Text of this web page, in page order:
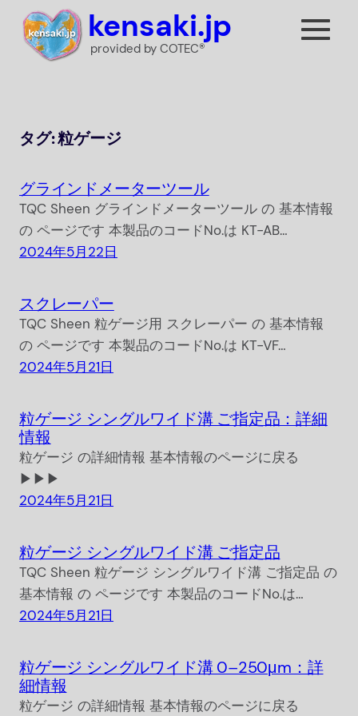
kensaki.jp
provided by COTEC®
タグ:粒ゲージ
グラインドメーターツール
TQC Sheen グラインドメーターツール の 基本情報
の ページです 本製品のコードNo.は KT-AB…
2024年5月22日
スクレーパー
TQC Sheen 粒ゲージ用 スクレーパー の 基本情報
の ページです 本製品のコードNo.は KT-VF…
2024年5月21日
粒ゲージ シングルワイド溝 ご指定品：詳細
情報
粒ゲージ の詳細情報 基本情報のページに戻る
▶▶▶
2024年5月21日
粒ゲージ シングルワイド溝 ご指定品
TQC Sheen 粒ゲージ シングルワイド溝 ご指定品 の
基本情報 の ページです 本製品のコードNo.は…
2024年5月21日
粒ゲージ シングルワイド溝 0–250μm：詳
細情報
粒ゲージ の詳細情報 基本情報のページに戻る